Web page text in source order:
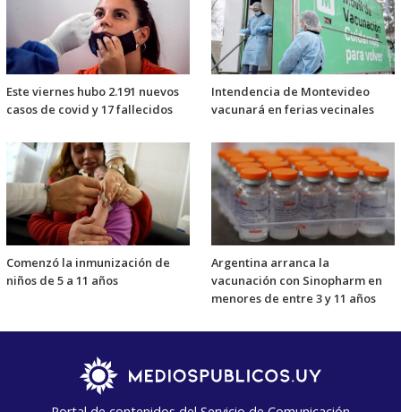
Este viernes hubo 2.191 nuevos
casos de covid y 17 fallecidos
Intendencia de Montevideo
vacunará en ferias vecinales
Comenzó la inmunización de
niños de 5 a 11 años
Argentina arranca la
vacunación con Sinopharm en
menores de entre 3 y 11 años